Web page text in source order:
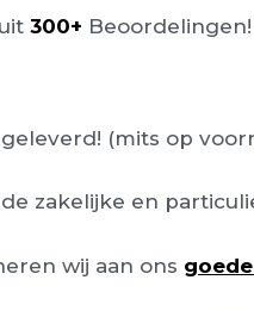
300+ Beoordelingen!
geleverd! (mits op
zakelijke en
wij aan ons